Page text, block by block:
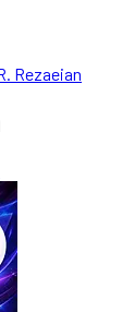
Rezaeian